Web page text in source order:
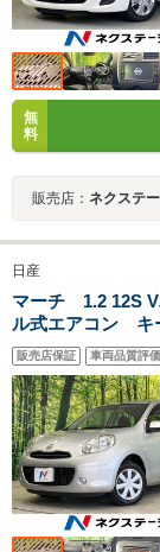
無
料
販売店： ネクステ
日産
マーチ 1.2 12S
ル式エアコン
格納ミラー CD
ライザー
販売店保証 車両品質評